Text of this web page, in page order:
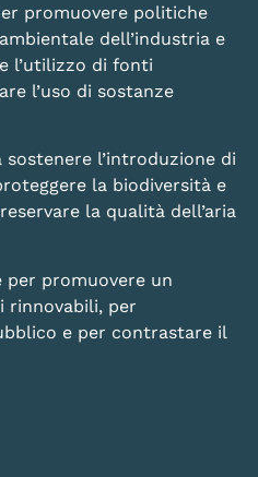
promuovere politiche
dell’industria e
l’utilizzo di fonti
l’uso di sostanze
l’introduzione di
la biodiversità e
la qualità dell’aria
per promuovere un
rinnovabili, per
e per contrastare il